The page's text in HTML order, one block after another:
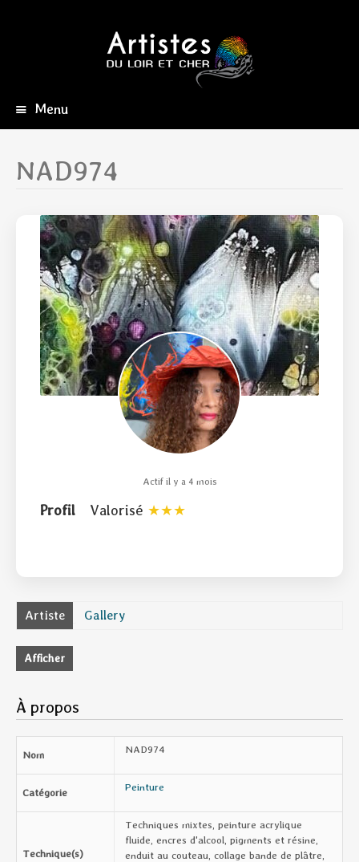
Menu
principal
NAD974
Actif il y a 4 mois
Profil Valorisé
Artiste Gallery
Afficher
À propos
Nom NAD974
Catégorie Peinture
Technique(s)
Techniques mixtes, peinture acrylique
fluide, encres d'alcool, pigments et résine,
enduit au couteau, collage bande de plâtre,